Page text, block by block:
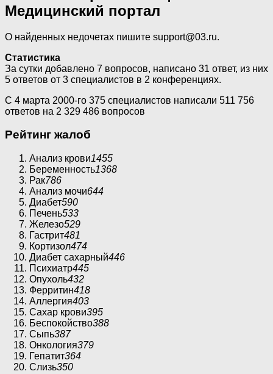
Медицинский портал
О найденных недочетах пишите support@03.ru.
Статистика
За сутки добавлено 7 вопросов, написано 31 ответ, из них
5 ответов от 3 специалистов в 2 конференциях.
С 4 марта 2000-го 375 специалистов написали 511 756
ответов на 2 329 486 вопросов
Рейтинг жалоб
Анализ крови1455
Беременность1368
Рак786
Анализ мочи644
Диабет590
Печень533
Железо529
Гастрит481
Кортизол474
Диабет сахарный446
Психиатр445
Опухоль432
Ферритин418
Аллергия403
Сахар крови395
Беспокойство388
Сыпь387
Онкология379
Гепатит364
Слизь350